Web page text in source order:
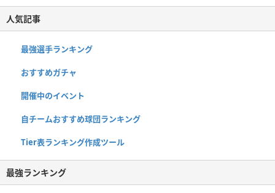
人気記事
最強選手ランキング
おすすめガチャ
開催中のイベント
自チームおすすめ球団ランキング
Tier表ランキング作成ツール
最強ランキング